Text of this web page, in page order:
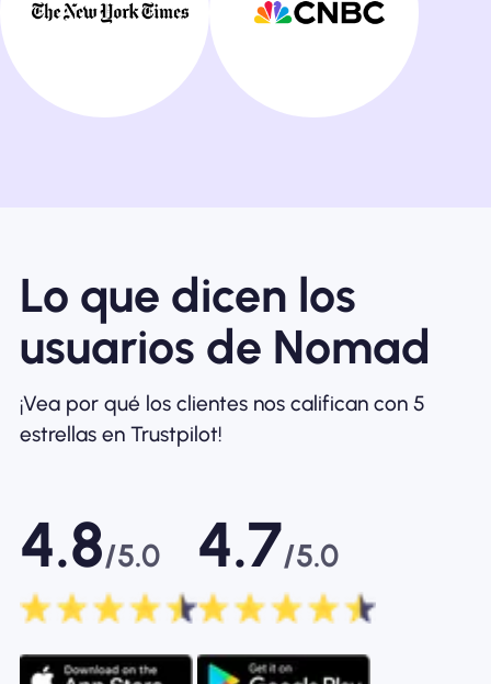
Lo que dicen los
usuarios de Nomad
¡Vea por qué los clientes nos califican con 5
estrellas en Trustpilot!
4.8/5.0 4.7/5.0